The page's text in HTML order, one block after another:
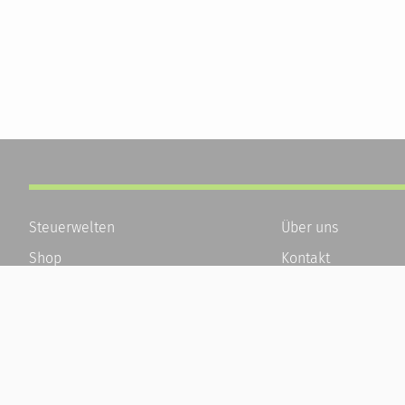
Steuerwelten
Shop
Über uns
Kontakt